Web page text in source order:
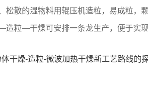
松散的湿物料用辊压机造粒，易成粒，
造粒—干燥可安排一条龙生产，便于实
干燥-造粒-微波加热干燥新工艺路线的探